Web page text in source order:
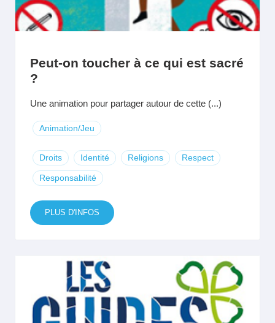
Peut-on toucher à ce qui est sacré
?
Une animation pour partager autour de cette (...)
Animation/Jeu
Droits Identité Religions Respect
Responsabilité
PLUS D'INFOS